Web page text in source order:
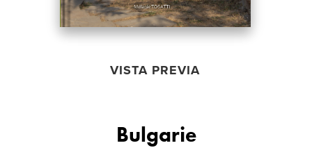
VISTA PREVIA
Bulgarie